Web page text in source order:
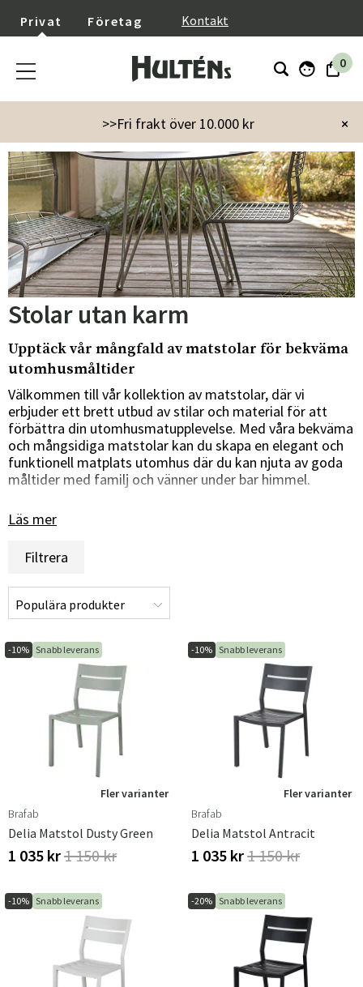
Privat Företag Kontakt
0
×
>>Fri frakt över 10.000 kr
Utemöbler Utestolar Stolar utan karm
Stolar utan karm
Upptäck vår mångfald av matstolar för bekväma
utomhusmåltider
Välkommen till vår kollektion av matstolar, där vi
erbjuder ett brett utbud av stilar och material för att
förbättra din utomhusmatupplevelse. Med våra bekväma
och mångsidiga matstolar kan du skapa en elegant och
funktionell matplats utomhus där du kan njuta av goda
måltider med familj och vänner under bar himmel.
Stilar för alla smaker och utomhusmiljöer
matstolar som täcker alla stilar och preferenser. Oavsett
metallstol eller en elegant konstmaterialstol, har vi
alternativ som passar din unika utomhusinredning och
Komfort för långa och trevliga utomhusmåltider
Våra matstolar är designade med både stil och komfort i
åtanke för att säkerställa en trevlig matupplevelse
utomhus. Med ergonomiskt utformade sittytor och
stadiga konstruktioner kan du sitta bekvämt under långa
måltider och njuta av god mat och gott sällskap i din
Läs mer
Filtrera
-10% Snabb leverans
Fler varianter
Brafab
Delia Matstol Dusty Green
1 035 kr1 150 kr
-10% Snabb leverans
Fler varianter
Brafab
Delia Matstol Antracit
1 035 kr1 150 kr
-10% Snabb leverans -20% Snabb leverans